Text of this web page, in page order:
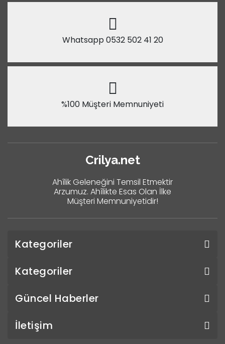
Whatsapp 0532 502 41 20
%100 Müşteri Memnuniyeti
Crilya.net
Ahîlik Geleneğini Temsil Etmektir
Arzumuz. Ahîlikte Esas Olan İlke
Müşteri Memnuniyetidir!
Kategoriler
Kategoriler
Güncel Haberler
İletişim